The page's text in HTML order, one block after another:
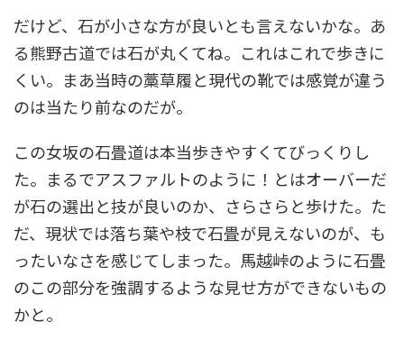
だけど、石が小さな方が良いとも言えないかな。あ
る熊野古道では石が丸くてね。これはこれで歩きに
くい。まあ当時の藁草履と現代の靴では感覚が違う
のは当たり前なのだが。
この女坂の石畳道は本当歩きやすくてびっくりし
た。まるでアスファルトのように！とはオーバーだ
が石の選出と技が良いのか、さらさらと歩けた。た
だ、現状では落ち葉や枝で石畳が見えないのが、も
ったいなさを感じてしまった。馬越峠のように石畳
のこの部分を強調するような見せ方ができないもの
かと。